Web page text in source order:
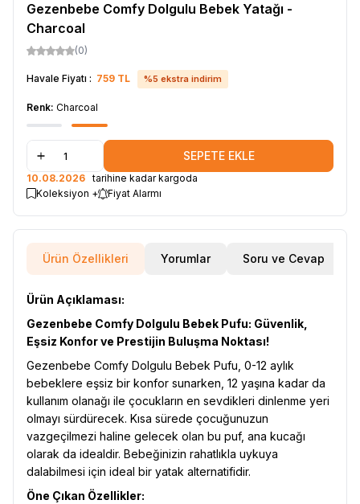
Gezenbebe Comfy Dolgulu Bebek Yatağı -
Charcoal
(0)
Havale Fiyatı : 759 TL %5 ekstra indirim
Renk: Charcoal
SEPETE EKLE
10.08.2026 tarihine kadar kargoda
Koleksiyon +
Fiyat Alarmı
Ürün Özellikleri Yorumlar Soru ve Cevap
Ürün Açıklaması:
Gezenbebe Comfy Dolgulu Bebek Pufu: Güvenlik,
Eşsiz Konfor ve Prestijin Buluşma Noktası!
Gezenbebe Comfy Dolgulu Bebek Pufu, 0-12 aylık
bebeklere eşsiz bir konfor sunarken, 12 yaşına kadar da
kullanım olanağı ile çocukların en sevdikleri dinlenme yeri
olmayı sürdürecek. Kısa sürede çocuğunuzun
vazgeçilmezi haline gelecek olan bu puf, ana kucağı
olarak da idealdir. Bebeğinizin rahatlıkla uykuya
dalabilmesi için ideal bir yatak alternatifidir.
Öne Çıkan Özellikler: